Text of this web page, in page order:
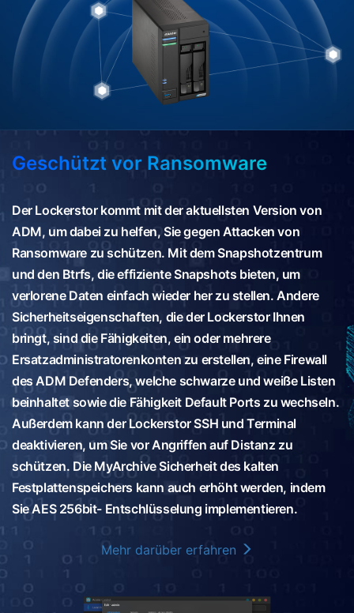
Geschützt vor Ransomware
Der Lockerstor kommt mit der aktuellsten Version von
ADM, um dabei zu helfen, Sie gegen Attacken von
Ransomware zu schützen. Mit dem Snapshotzentrum
und den Btrfs, die effiziente Snapshots bieten, um
verlorene Daten einfach wieder her zu stellen. Andere
Sicherheitseigenschaften, die der Lockerstor Ihnen
bringt, sind die Fähigkeiten, ein oder mehrere
Ersatzadministratorenkonten zu erstellen, eine Firewall
des ADM Defenders, welche schwarze und weiße Listen
beinhaltet sowie die Fähigkeit Default Ports zu wechseln.
Außerdem kann der Lockerstor SSH und Terminal
deaktivieren, um Sie vor Angriffen auf Distanz zu
schützen. Die MyArchive Sicherheit des kalten
Festplattenspeichers kann auch erhöht werden, indem
Sie AES 256bit- Entschlüsselung implementieren.
Mehr darüber erfahren